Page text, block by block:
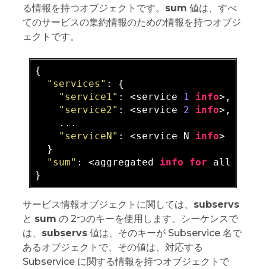
る情報を持つオブジェクトです。 sum 値は、すべ
てのサービスの集約情報のための情報を持つオブジ
ェクトです。
{
"services" : {
"service1" : <service 1 info>,
"service2" : <service 2 info>,
    ...
"serviceN" : <service N info>
  }
"sum" : <aggregated info for all
サービス情報オブジェクトに関しては、 subservs
と sum の 2つのキーを使用します。シーケンスで
は、 subservs値は、そのキーが Subservice 名で
あるオブジェクトで、その値は、対応する
Subservice に関する情報を持つオブジェクトで